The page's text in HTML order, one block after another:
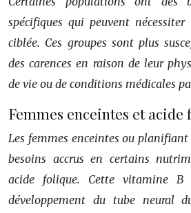
spécifiques qui peuvent
ciblée. Ces groupes sont plus
des carences en raison de leur
de vie ou de conditions médicales
Femmes enceintes et acide
Les femmes enceintes ou planifiant
besoins accrus en certains
acide folique. Cette vitamine
développement du tube neural